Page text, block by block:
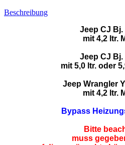
Beschreibung
Jeep CJ Bj.
mit 4,2 ltr.
Jeep CJ Bj.
mit 5,0 ltr. oder
Jeep Wrangler
mit 4,2 ltr.
Bypass
Bitte
muss